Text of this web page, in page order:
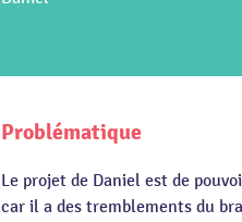
Problématique
Le projet de Daniel est de
car il a des tremblements du